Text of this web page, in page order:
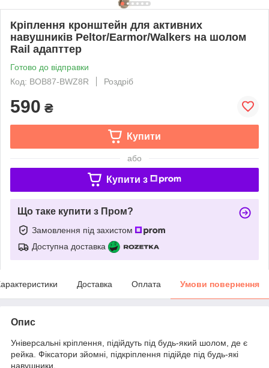
Кріплення кронштейн для активних
навушників Peltor/Earmor/Walkers на шолом
Rail адапттер
Готово до відправки
Код: BOB87-BWZ8R
Роздріб
590 ₴
Купити
або
Купити з
Що таке купити з Пром?
Замовлення під захистом
Доступна доставка
Доставка Оплата Умови повернення
Опис
Універсальні кріплення, підійдуть під будь-який шолом, де є
рейка. Фіксатори зйомні, підкріплення підійде під будь-які
навушники.